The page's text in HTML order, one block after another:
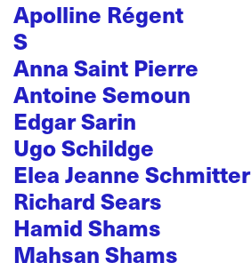
Apolline Régent
S
Anna Saint Pierre
Antoine Semoun
Edgar Sarin
Ugo Schildge
Elea Jeanne Schmitter
Richard Sears
Hamid Shams
Mahsan Shams